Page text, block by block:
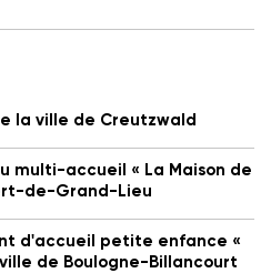
la ville de Creutzwald
multi-accueil « La Maison de
de-Grand-Lieu
d'accueil petite enfance «
de Boulogne-Billancourt